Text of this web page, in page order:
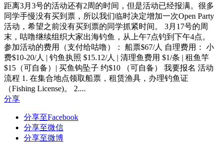
距离3月3号的活动还有2周的时间，但是活动已经报满。很多
同学手慢没有买到票，所以我们临时决定增加一次Open Party
活动，希望之前没有买到票的同学抓紧时间。 3月17号的周
末，咕噜继续组织大家出海钓鱼，从上午7点钓到下午4点。
参加活动的费用（支付给咕噜）： 船票$67/人 自理费用： 小
费$10-20/人 | 钓鱼执照 $15.12/人 | 清理鱼费用 $1/条 | 租鱼竿
$15（可自备）| 买鱼钩坠子 约$10 （可自备） 我要报名 活动
流程 1. 在集合地点领取船票，租赁渔具，办理钓鱼证
（Fishing License)。 2....
分享
分享至Facebook
分享至微信
分享至微博